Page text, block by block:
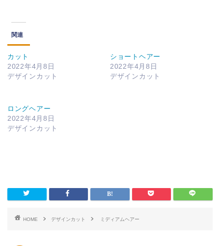
関連
カット
2022年4月8日
デザインカット
ショートヘアー
2022年4月8日
デザインカット
ロングヘアー
2022年4月8日
デザインカット
HOME デザインカット ミディアムヘアー
オリジナルパーマ
ボタニカルシャンプー
スキャルプシャンプー